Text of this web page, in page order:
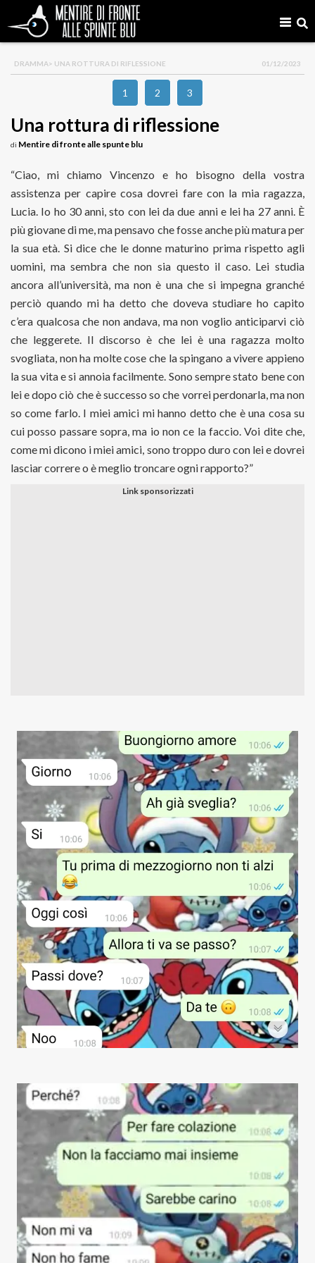
DRAMMA> UNA ROTTURA DI RIFLESSIONE 01/12/2023
1 2 3
Una rottura di riflessione
di Mentire di fronte alle spunte blu
“Ciao, mi chiamo Vincenzo e ho bisogno della vostra
assistenza per capire cosa dovrei fare con la mia ragazza,
Lucia. Io ho 30 anni, sto con lei da due anni e lei ha 27 anni. È
più giovane di me, ma pensavo che fosse anche più matura per
la sua età. Si dice che le donne maturino prima rispetto agli
uomini, ma sembra che non sia questo il caso. Lei studia
ancora all’università, ma non è una che si impegna granché
perciò quando mi ha detto che doveva studiare ho capito
c’era qualcosa che non andava, ma non voglio anticiparvi ciò
che leggerete. Il discorso è che lei è una ragazza molto
svogliata, non ha molte cose che la spingano a vivere appieno
la sua vita e si annoia facilmente. Sono sempre stato bene con
lei e dopo ciò che è successo so che vorrei perdonarla, ma non
so come farlo. I miei amici mi hanno detto che è una cosa su
cui posso passare sopra, ma io non ce la faccio. Voi dite che,
come mi dicono i miei amici, sono troppo duro con lei e dovrei
lasciar correre o è meglio troncare ogni rapporto?”